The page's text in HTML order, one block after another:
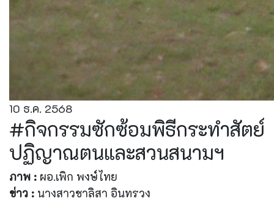
10 ธ.ค. 2568
#กิจกรรมซักซ้อมพิธีกระทำสัตย์
ปฏิญาณตนและสวนสนามฯ
ภาพ : ผอ.เพิก พงษ์ไทย
ข่าว : นางสาวชาลิสา อินทรวง